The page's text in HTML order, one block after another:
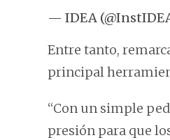
— IDEA
Entre tanto,
principal
“Con un simple
presión para que